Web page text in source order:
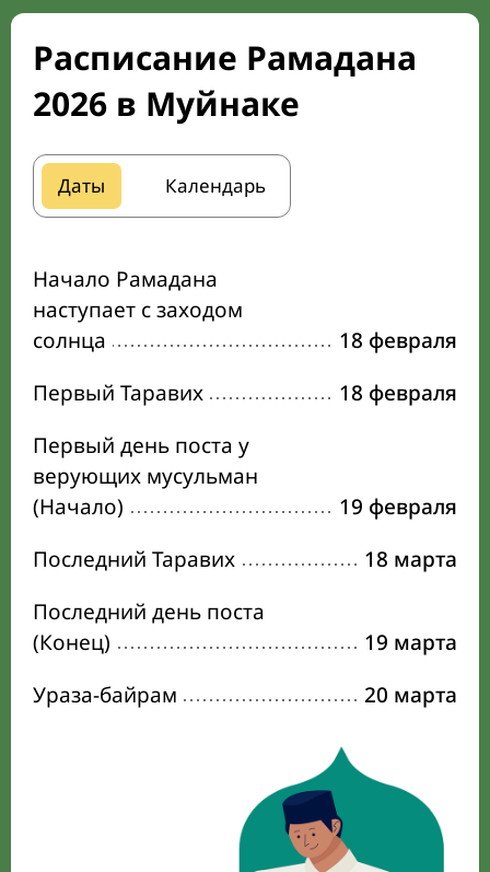
Расписание Рамадана
2026 в Муйнаке
Даты Календарь
Начало Рамадана
наступает с заходом
солнца
18 февраля
Первый Таравих
18 февраля
Первый день поста у
верующих мусульман
(Начало)
19 февраля
Последний Таравих
18 марта
Последний день поста
(Конец)
19 марта
Ураза-байрам
20 марта